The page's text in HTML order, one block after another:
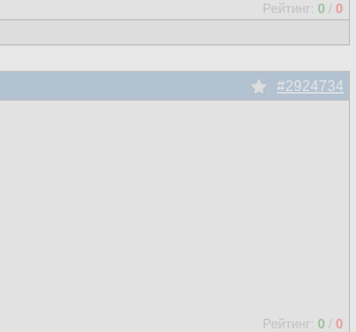
Рейтинг: 0 / 0
#2924734
Рейтинг: 0 / 0